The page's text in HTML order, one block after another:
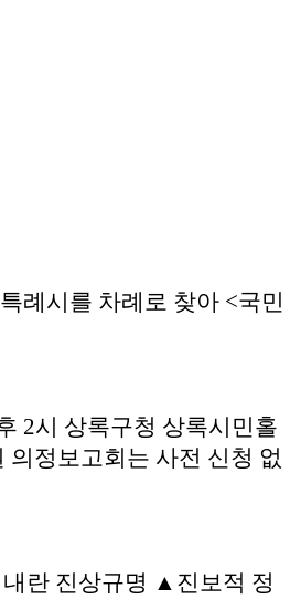
례시를 차례로 찾아 <국민
2시 상록구청 상록시민홀
정보고회는 사전 신청 없
란 진상규명 ▲진보적 정